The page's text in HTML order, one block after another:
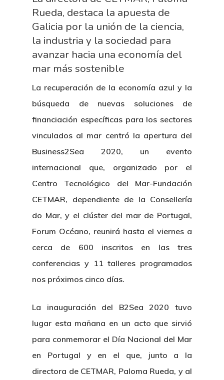
Rueda, destaca la apuesta de
Galicia por la unión de la ciencia,
la industria y la sociedad para
avanzar hacia una economía del
mar más sostenible
La recuperación de la economía azul y la
búsqueda de nuevas soluciones de
financiación específicas para los sectores
vinculados al mar centró la apertura del
Business2Sea 2020, un evento
internacional que, organizado por el
Centro Tecnológico del Mar-Fundación
CETMAR, dependiente de la Consellería
do Mar, y el clúster del mar de Portugal,
Forum Océano, reunirá hasta el viernes a
cerca de 600 inscritos en las tres
conferencias y 11 talleres programados
nos próximos cinco días.
La inauguración del B2Sea 2020 tuvo
lugar esta mañana en un acto que sirvió
para conmemorar el Día Nacional del Mar
en Portugal y en el que, junto a la
directora de CETMAR, Paloma Rueda, y al